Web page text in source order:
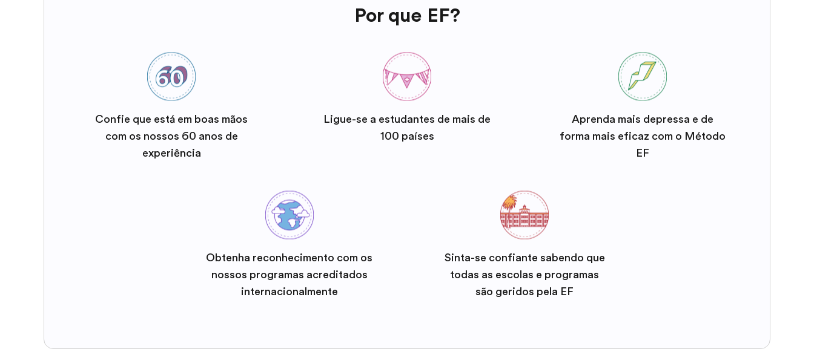
Por que EF?
Confie que está em boas mãos
com os nossos 60 anos de
experiência
Ligue-se a estudantes de mais de
100 países
Aprenda mais depressa e de
forma mais eficaz com o Método
EF
Obtenha reconhecimento com os
nossos programas acreditados
internacionalmente
Sinta-se confiante sabendo que
todas as escolas e programas
são geridos pela EF